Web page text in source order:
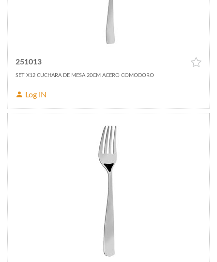
251013
SET X12 CUCHARA DE MESA 20CM ACERO COMODORO
Log IN